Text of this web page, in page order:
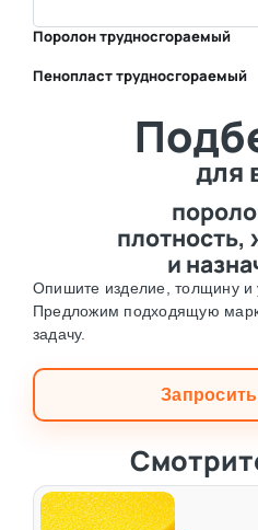
Поролон трудносгораемый
Пенопласт трудносгораемый
для
плотность,
и
Опишите изделие, толщину и
Предложим подходящую
задачу.